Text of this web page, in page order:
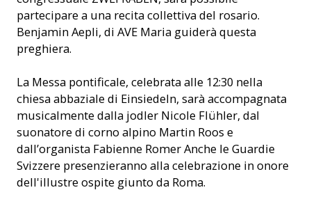
partecipare a una recita collettiva del rosario.
Benjamin Aepli, di AVE Maria guiderà questa
preghiera.
La Messa pontificale, celebrata alle 12:30 nella
chiesa abbaziale di Einsiedeln, sarà accompagnata
musicalmente dalla jodler Nicole Flühler, dal
suonatore di corno alpino Martin Roos e
dall’organista Fabienne Romer Anche le Guardie
Svizzere presenzieranno alla celebrazione in onore
dell'illustre ospite giunto da Roma.